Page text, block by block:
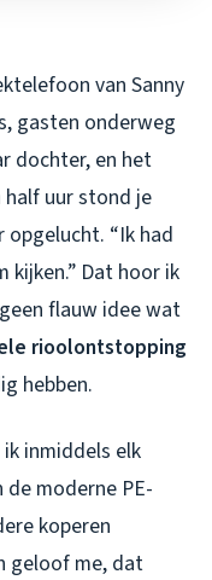
van Sanny
gasten onderweg
dochter, en het
uur stond je
opgelucht. “Ik had
kijken.” Dat hoor ik
flauw idee wat
rioolontstopping
hebben.
inmiddels elk
moderne PE-
koperen
geloof me, dat